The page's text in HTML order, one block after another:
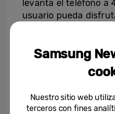
levanta el teléfono a
usuario pueda
cómodo gracias a su
dispositivo está
premium.
Samsung
Nuestro sitio web
terceros con fines